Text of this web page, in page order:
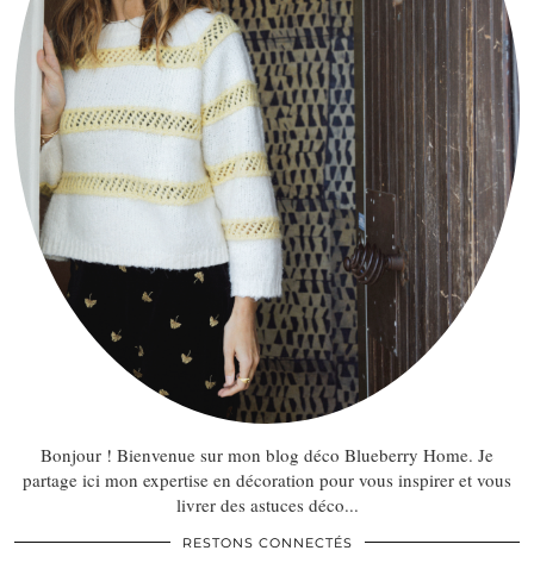
Bonjour ! Bienvenue sur mon blog déco Blueberry Home. Je
partage ici mon expertise en décoration pour vous inspirer et vous
livrer des astuces déco...
RESTONS CONNECTÉS